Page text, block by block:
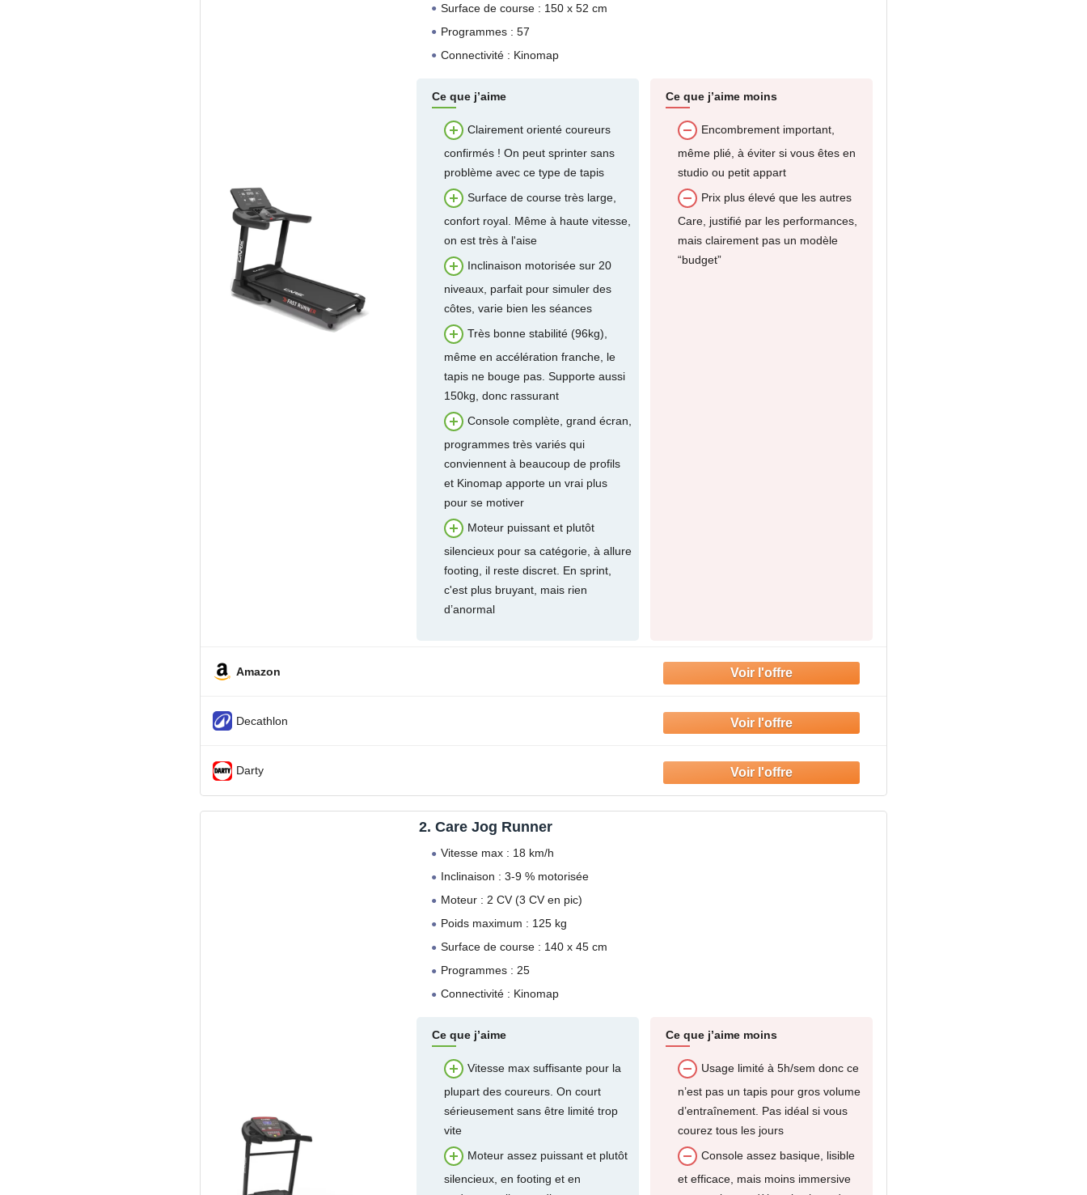
Surface de course : 150 x 52 cm
Programmes : 57
Connectivité : Kinomap
Ce que j’aime
Clairement orienté coureurs
confirmés ! On peut sprinter sans
problème avec ce type de tapis
Surface de course très large,
confort royal. Même à haute vitesse,
on est très à l'aise
Inclinaison motorisée sur 20
niveaux, parfait pour simuler des
côtes, varie bien les séances
Très bonne stabilité (96kg),
même en accélération franche, le
tapis ne bouge pas. Supporte aussi
150kg, donc rassurant
Console complète, grand écran,
programmes très variés qui
conviennent à beaucoup de profils
et Kinomap apporte un vrai plus
pour se motiver
Moteur puissant et plutôt
silencieux pour sa catégorie, à allure
footing, il reste discret. En sprint,
c'est plus bruyant, mais rien
d’anormal
Ce que j’aime moins
Encombrement important,
même plié, à éviter si vous êtes en
studio ou petit appart
Prix plus élevé que les autres
Care, justifié par les performances,
mais clairement pas un modèle
“budget”
Amazon
Decathlon
Darty
2. Care Jog Runner
Vitesse max : 18 km/h
Inclinaison : 3-9 % motorisée
Moteur : 2 CV (3 CV en pic)
Poids maximum : 125 kg
Surface de course : 140 x 45 cm
Programmes : 25
Connectivité : Kinomap
Ce que j’aime
Vitesse max suffisante pour la
plupart des coureurs. On court
sérieusement sans être limité trop
vite
Moteur assez puissant et plutôt
silencieux, en footing et en
Ce que j’aime moins
Usage limité à 5h/sem donc ce
n’est pas un tapis pour gros volume
d’entraînement. Pas idéal si vous
courez tous les jours
Console assez basique, lisible
et efficace, mais moins immersive